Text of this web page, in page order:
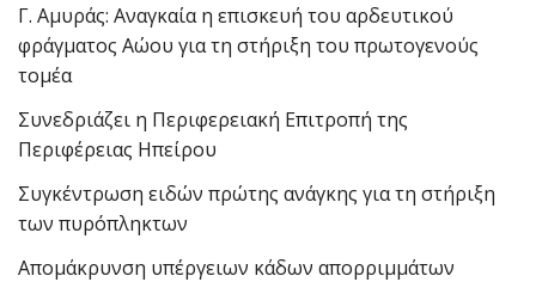
Γ. Αμυράς: Αναγκαία η επισκευή του αρδευτικού
φράγματος Αώου για τη στήριξη του πρωτογενούς
τομέα
Συνεδριάζει η Περιφερειακή Επιτροπή της
Περιφέρειας Ηπείρου
Συγκέντρωση ειδών πρώτης ανάγκης για τη στήριξη
των πυρόπληκτων
Απομάκρυνση υπέργειων κάδων απορριμμάτων